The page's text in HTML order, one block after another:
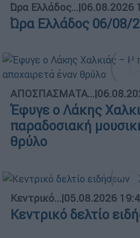
Ώρα Ελλάδος...|06.08.2026
Ώρα Ελλάδος 06/08/
ΑΠΟΣΠΑΣΜΑΤΑ...|
Έφυγε ο Λάκης
παραδοσιακή
θρύλο
Κεντρικό...|05.08.2026
Κεντρικό δελτίο